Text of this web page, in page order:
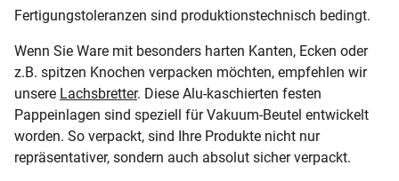
Fertigungstoleranzen sind produktionstechnisch bedingt.
Wenn Sie Ware mit besonders harten Kanten, Ecken oder
z.B. spitzen Knochen verpacken möchten, empfehlen wir
unsere Lachsbretter. Diese Alu-kaschierten festen
Pappeinlagen sind speziell für Vakuum-Beutel entwickelt
worden. So verpackt, sind Ihre Produkte nicht nur
repräsentativer, sondern auch absolut sicher verpackt.